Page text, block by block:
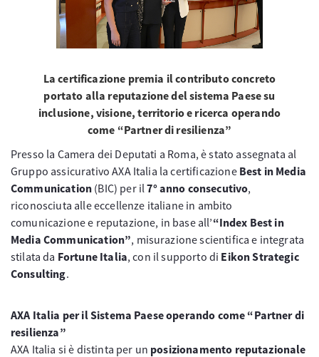
La certificazione premia il contributo concreto
portato alla reputazione del sistema Paese su
inclusione, visione, territorio e ricerca operando
come “Partner di resilienza”
Presso la Camera dei Deputati a Roma, è stato assegnata al
Gruppo assicurativo AXA Italia la certificazione Best in Media
Communication (BIC) per il7° anno consecutivo,
riconosciuta alle eccellenze italiane in ambito
comunicazione e reputazione, in base all’“Index Best in
Media Communication”, misurazione scientifica e integrata
stilata da Fortune Italia, con il supporto di Eikon Strategic
Consulting.
AXA Italia per il Sistema Paese operando come “Partner di
resilienza”
AXA Italia si è distinta per un posizionamento reputazionale